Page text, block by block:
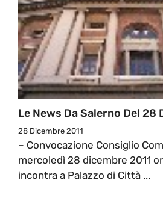
Le News Da Salerno Del 28
28 Dicembre 2011
– Convocazione Consiglio
mercoledì 28 dicembre 2011
incontra a Palazzo di Città ...